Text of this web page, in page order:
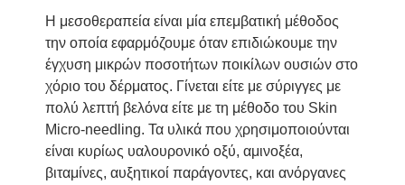
Η μεσοθεραπεία είναι μία επεμβατική μέθοδος
την οποία εφαρμόζουμε όταν επιδιώκουμε την
έγχυση μικρών ποσοτήτων ποικίλων ουσιών στο
χόριο του δέρματος. Γίνεται είτε με σύριγγες με
πολύ λεπτή βελόνα είτε με τη μέθοδο του Skin
Micro-needling. Τα υλικά που χρησιμοποιούνται
είναι κυρίως υαλουρονικό οξύ, αμινοξέα,
βιταμίνες, αυξητικοί παράγοντες, και ανόργανες